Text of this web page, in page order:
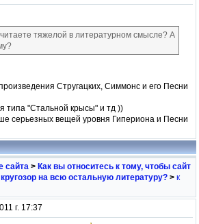
тяжелой в литературном смысле? А
Стругацких, Симмонс и его Песни
типа "Стальной крысы" и тд ))
серьезных вещей уровня Гипериона и Песни
сайта > Как вы относитесь к тому, чтобы сайт
на всю остальную литературу? > к
г. 17:37